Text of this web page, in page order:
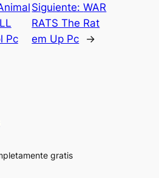
Pc
Siguiente:WAR
RATS The Rat
em Up Pc
→
gratis